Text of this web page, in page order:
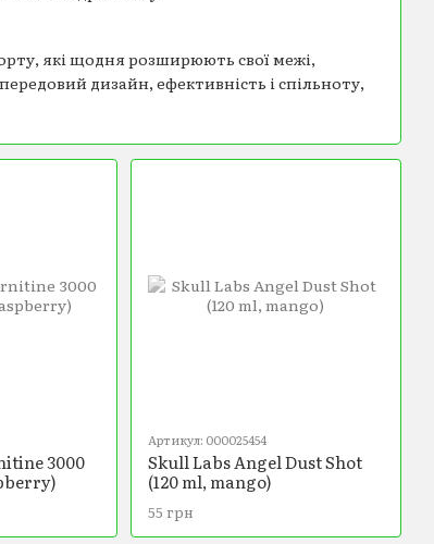
які щодня розширюють свої межі,
дизайн, ефективність і спільноту,
Fitness Authority (Польша)
3000
Артикул: 000025454
Skull Labs Angel Dust Shot
(120 ml, mango)
55 грн